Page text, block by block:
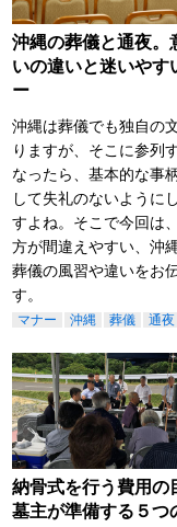
沖縄の葬儀と通夜。
いの違いと迷いやす
ー
沖縄は葬儀でも独自の
りますが、そこに参列
なったら、基本的な事
して失礼のないように
すよね。そこで今回は
方が間違えやすい、沖
葬儀の風習や違いをお
す。
マナー 沖縄 葬儀 通夜
納骨式を行う費用の
墓主が準備する５つ